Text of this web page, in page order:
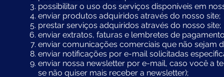
possibilitar o uso dos serviços disponíveis em
enviar produtos adquiridos através do nosso site;
prestar serviços adquiridos através do nosso site;
enviar extratos, faturas e lembretes de
enviar comunicações comerciais que não sejam
enviar notificações por e-mail solicitadas
enviar nossa newsletter por e-mail, caso você a
se não quiser mais receber a newsletter);